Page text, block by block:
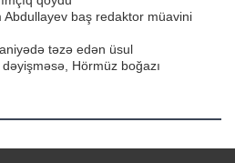
Abdullayev baş redaktor müavini
təzə edən üsul
Hörmüz boğazı